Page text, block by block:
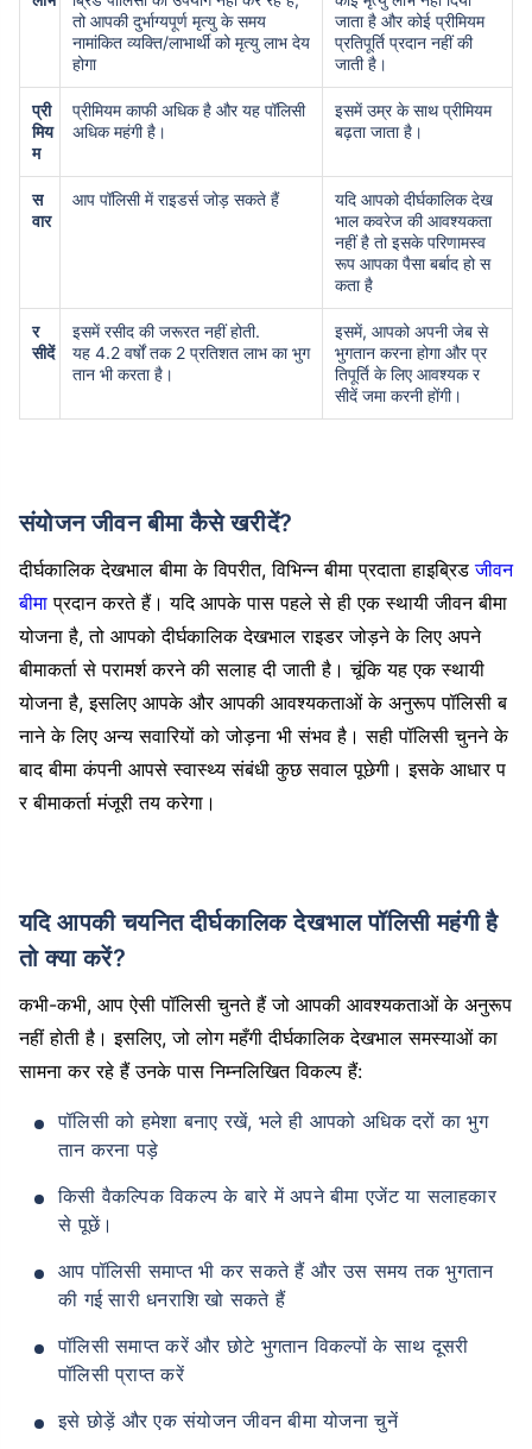
तो आपकी दुर्भाग्यपूर्ण मृत्यु के समय
नामांकित व्यक्ति/लाभार्थी को मृत्यु लाभ देय
होगा
जाता है और कोई प्रीमियम
प्रतिपूर्ति प्रदान नहीं की
जाती है।
प्री
मिय
म
प्रीमियम काफी अधिक है और यह पॉलिसी
अधिक महंगी है।
इसमें उम्र के साथ प्रीमियम
बढ़ता जाता है।
स
वार
आप पॉलिसी में राइडर्स जोड़ सकते हैं
यदि आपको दीर्घकालिक देख
भाल कवरेज की आवश्यकता
नहीं है तो इसके परिणामस्व
रूप आपका पैसा बर्बाद हो स
कता है
र
सीदें
इसमें रसीद की जरूरत नहीं होती.
यह 4.2 वर्षों तक 2 प्रतिशत लाभ का भुग
तान भी करता है।
इसमें, आपको अपनी जेब से
भुगतान करना होगा और प्र
तिपूर्ति के लिए आवश्यक र
सीदें जमा करनी होंगी।
संयोजन जीवन बीमा कैसे खरीदें?
दीर्घकालिक देखभाल बीमा के विपरीत, विभिन्न बीमा प्रदाता हाइब्रिडजीवन
बीमा प्रदान करते हैं। यदि आपके पास पहले से ही एक स्थायी जीवन बीमा
योजना है, तो आपको दीर्घकालिक देखभाल राइडर जोड़ने के लिए अपने
बीमाकर्ता से परामर्श करने की सलाह दी जाती है। चूंकि यह एक स्थायी
योजना है, इसलिए आपके और आपकी आवश्यकताओं के अनुरूप पॉलिसी ब
नाने के लिए अन्य सवारियों को जोड़ना भी संभव है। सही पॉलिसी चुनने के
बाद बीमा कंपनी आपसे स्वास्थ्य संबंधी कुछ सवाल पूछेगी। इसके आधार प
र बीमाकर्ता मंजूरी तय करेगा।
यदि आपकी चयनित दीर्घकालिक देखभाल पॉलिसी महंगी है
तो क्या करें?
कभी-कभी, आप ऐसी पॉलिसी चुनते हैं जो आपकी आवश्यकताओं के अनुरूप
नहीं होती है। इसलिए, जो लोग महँगी दीर्घकालिक देखभाल समस्याओं का
सामना कर रहे हैं उनके पास निम्नलिखित विकल्प हैं:
पॉलिसी को हमेशा बनाए रखें, भले ही आपको अधिक दरों का भुग
तान करना पड़े
किसी वैकल्पिक विकल्प के बारे में अपने बीमा एजेंट या सलाहकार
से पूछें।
आप पॉलिसी समाप्त भी कर सकते हैं और उस समय तक भुगतान
की गई सारी धनराशि खो सकते हैं
पॉलिसी समाप्त करें और छोटे भुगतान विकल्पों के साथ दूसरी
पॉलिसी प्राप्त करें
इसे छोड़ें और एक संयोजन जीवन बीमा योजना चुनें
*₹434 प्रति माह, 1 करोड़ के टर्म लाइफ इंश्योरेंस की शुरुआती कीमत है — एक गैर-धूम्रपान करने वाले व्यक्ति के लिए, जिसे
कोई पूर्व-मौजूदा बीमारी नहीं है, 36 वर्ष की आयु तक कवर। *₹630 प्रति माह, 1 करोड़ के टर्म लाइफ इंश्योरेंस की शुरुआती
कीमत है — एक गैर-धूम्रपान करने वाले व्यक्ति के लिए, जिसे कोई पूर्व-मौजूदा बीमारी नहीं है, 46 वर्ष की आयु तक कवर।
*₹1,376 प्रति माह, 1 करोड़ के टर्म लाइफ इंश्योरेंस की शुरुआती कीमत है — एक गैर-धूम्रपान करने वाले व्यक्ति के लिए, जिसे
कोई पूर्व-मौजूदा बीमारी नहीं है, 56 वर्ष की आयु तक कवर।